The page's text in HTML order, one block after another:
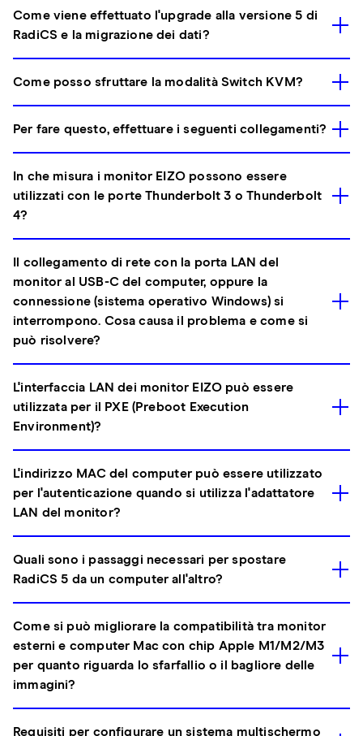
Come viene effettuato l'upgrade alla versione 5 di
RadiCS e la migrazione dei dati?
Come posso sfruttare la modalità Switch KVM?
Per fare questo, effettuare i seguenti collegamenti?
In che misura i monitor EIZO possono essere
utilizzati con le porte Thunderbolt 3 o Thunderbolt
4?
Il collegamento di rete con la porta LAN del
monitor al USB-C del computer, oppure la
connessione (sistema operativo Windows) si
interrompono. Cosa causa il problema e come si
può risolvere?
L'interfaccia LAN dei monitor EIZO può essere
utilizzata per il PXE (Preboot Execution
Environment)?
L'indirizzo MAC del computer può essere utilizzato
per l'autenticazione quando si utilizza l'adattatore
LAN del monitor?
Quali sono i passaggi necessari per spostare
RadiCS 5 da un computer all'altro?
Come si può migliorare la compatibilità tra monitor
esterni e computer Mac con chip Apple M1/M2/M3
per quanto riguarda lo sfarfallio o il bagliore delle
immagini?
Requisiti per configurare un sistema multischermo